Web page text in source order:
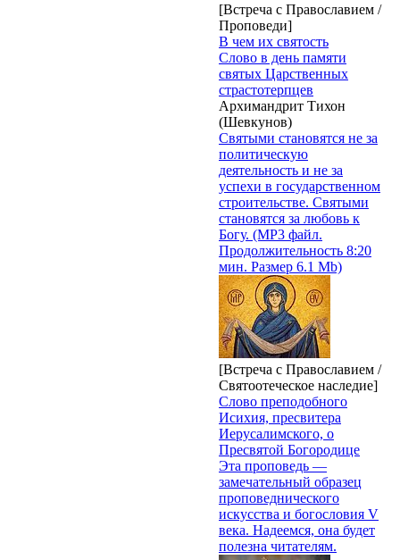
[Встреча с Православием /
Проповеди]
В чем их святость
Слово в день памяти
святых Царственных
страстотерпцев
Архимандрит Тихон
(Шевкунов)
Святыми становятся не за
политическую
деятельность и не за
успехи в государственном
строительстве. Святыми
становятся за любовь к
Богу. (MP3 файл.
Продолжительность 8:20
мин. Размер 6.1 Mb)
[Встреча с Православием /
Святоотеческое наследие]
Слово преподобного
Исихия, пресвитера
Иерусалимского, о
Пресвятой Богородице
Эта проповедь —
замечательный образец
проповеднического
искусства и богословия V
века. Надеемся, она будет
полезна читателям.